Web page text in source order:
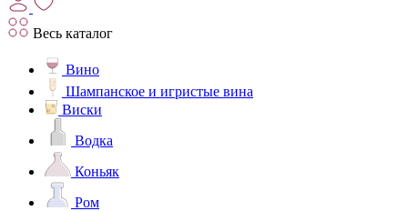
Весь каталог
Вино
Шампанское и игристые вина
Виски
Водка
Коньяк
Ром